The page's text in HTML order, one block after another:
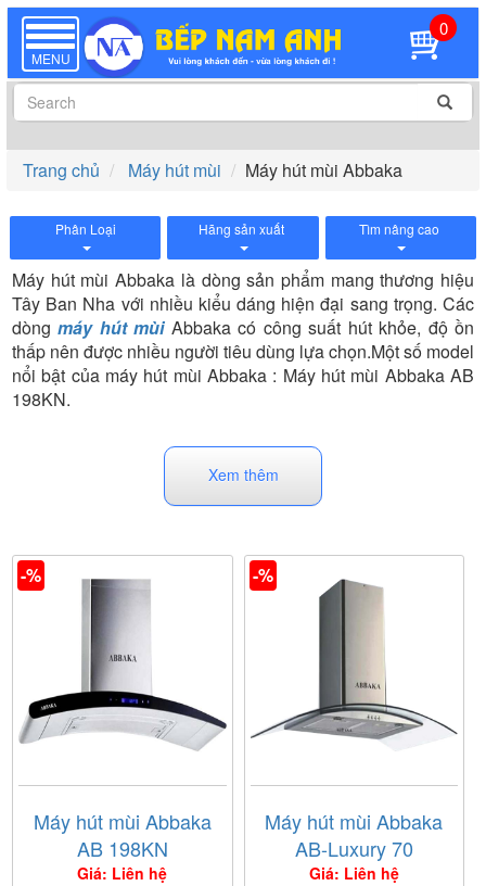
TOGGLE
NAVIGATION
MENU
0
Trang chủ Máy hút mùi Máy hút mùi Abbaka
Phân Loại Hãng sản xuất Tìm nâng cao
Máy hút mùi Abbaka là dòng sản phẩm mang thương hiệu
Tây Ban Nha với nhiều kiểu dáng hiện đại sang trọng. Các
dòngmáy hút mùiAbbaka có công suất hút khỏe, độ ồn
thấp nên được nhiều người tiêu dùng lựa chọn.Một số model
nổi bật của máy hút mùi Abbaka : Máy hút mùi Abbaka AB
198KN.
Xem thêm
-%
Máy hút mùi Abbaka
AB 198KN
Giá: Liên hệ
-%
Máy hút mùi Abbaka
AB-Luxury 70
Giá: Liên hệ